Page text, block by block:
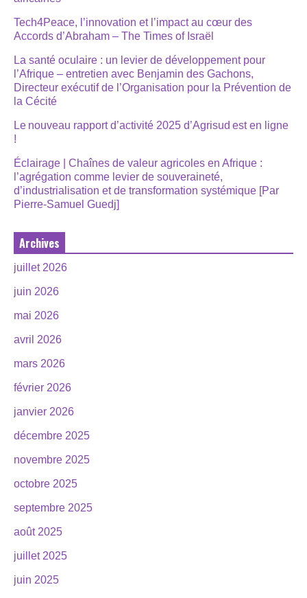
Tech4Peace, l’innovation et l’impact au cœur des
Accords d’Abraham – The Times of Israël
La santé oculaire : un levier de développement pour
l’Afrique – entretien avec Benjamin des Gachons,
Directeur exécutif de l’Organisation pour la Prévention de
la Cécité
Le nouveau rapport d’activité 2025 d’Agrisud est en ligne
!
Éclairage | Chaînes de valeur agricoles en Afrique :
l’agrégation comme levier de souveraineté,
d’industrialisation et de transformation systémique [Par
Pierre-Samuel Guedj]
Archives
juillet 2026
juin 2026
mai 2026
avril 2026
mars 2026
février 2026
janvier 2026
décembre 2025
novembre 2025
octobre 2025
septembre 2025
août 2025
juillet 2025
juin 2025